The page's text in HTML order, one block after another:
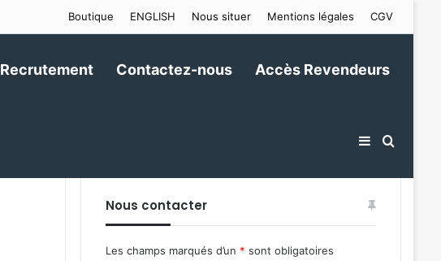
Boutique ENGLISH Nous situer Mentions légales CGV
Recrutement Contactez-nous Accès Revendeurs
Sidebar
Nous contacter
Les champs marqués d’un * sont obligatoires